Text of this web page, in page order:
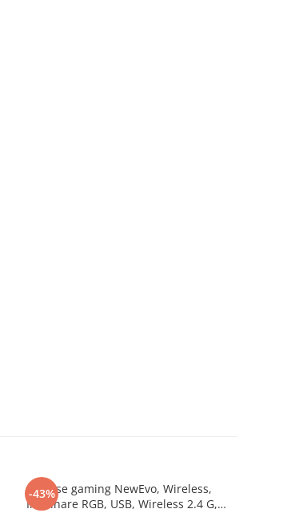
-43%
Mouse gaming NewEvo, Wireless,
Iluminare RGB, USB, Wireless 2.4 G,